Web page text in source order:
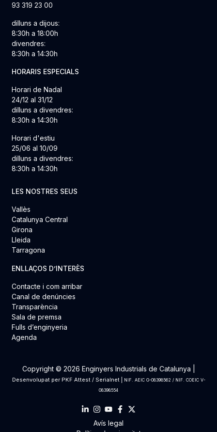
93 319 23 00
dilluns a dijous:
8:30h a 18:00h
divendres:
8:30h a 14:30h
HORARIS ESPECIALS
Horari de Nadal
24/12 al 31/12
dilluns a divendres:
8:30h a 14:30h
Horari d'estiu
25/06 al 10/09
dilluns a divendres:
8:30h a 14:30h
LES NOSTRES SEUS
Vallès
Catalunya Central
Girona
Lleida
Tarragona
ENLLAÇOS D’INTERÈS
Contacte i com arribar
Canal de denúncies
Transparència
Sala de premsa
Fulls d’enginyeria
Agenda
Copyright © 2026 Enginyers Industrials de Catalunya |
Desenvolupat per PKF Attest/ Serialnet|
NIF. AEIC G-08398562 / NIF. COEIC V-
08398554
Avís legal